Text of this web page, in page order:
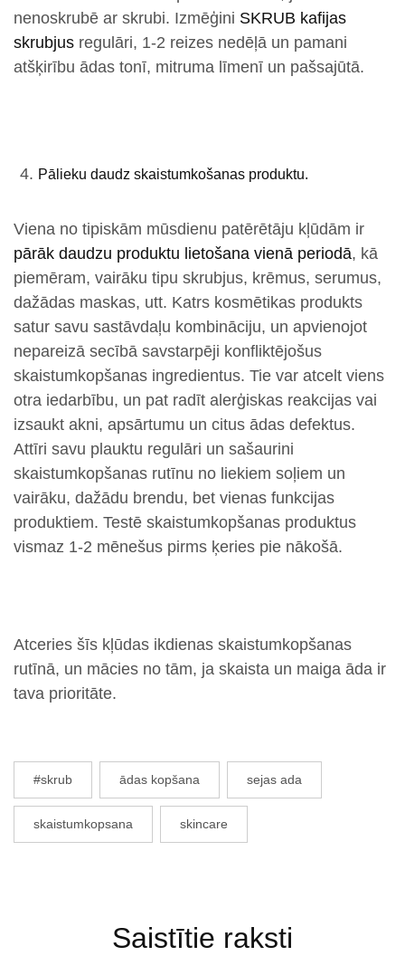
nenoskrubē ar skrubi. Izmēģini SKRUB kafijas
skrubjus regulāri, 1-2 reizes nedēļā un pamani
atšķirību ādas tonī, mitruma līmenī un pašsajūtā.
Pālieku daudz skaistumkošanas produktu.
Viena no tipiskām mūsdienu patērētāju kļūdām ir
pārāk daudzu produktu lietošana vienā periodā, kā
piemēram, vairāku tipu skrubjus, krēmus, serumus,
dažādas maskas, utt. Katrs kosmētikas produkts
satur savu sastāvdaļu kombināciju, un apvienojot
nepareizā secībā savstarpēji konfliktējošus
skaistumkopšanas ingredientus. Tie var atcelt viens
otra iedarbību, un pat radīt alerģiskas reakcijas vai
izsaukt akni, apsārtumu un citus ādas defektus.
Attīri savu plauktu regulāri un sašaurini
skaistumkopšanas rutīnu no liekiem soļiem un
vairāku, dažādu brendu, bet vienas funkcijas
produktiem. Testē skaistumkopšanas produktus
vismaz 1-2 mēnešus pirms ķeries pie nākošā.
Atceries šīs kļūdas ikdienas skaistumkopšanas
rutīnā, un mācies no tām, ja skaista un maiga āda ir
tava prioritāte.
#skrub ādas kopšana sejas ada
skaistumkopsana skincare
Saistītie raksti